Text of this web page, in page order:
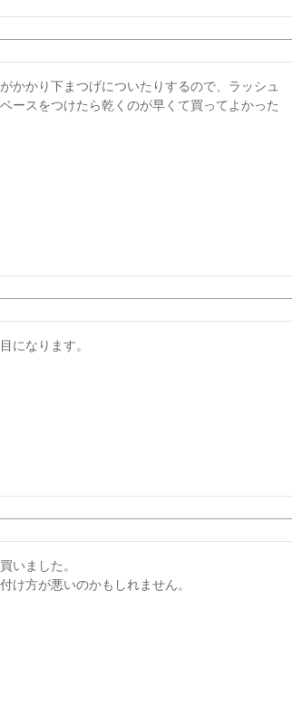
かかり下まつげについたりするので、ラッシュ
ースをつけたら乾くのが早くて買ってよかった
になります。
いました。
け方が悪いのかもしれません。